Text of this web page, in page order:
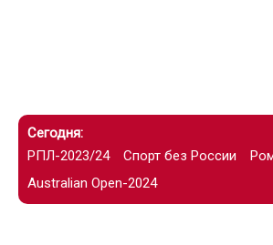
Сегодня:
РПЛ-2023/24
Спорт без России
Australian Open-2024